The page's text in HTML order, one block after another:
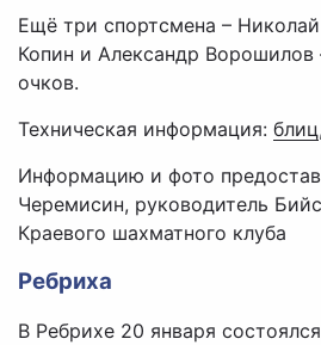
Ещё три спортсмена –
Копин и Александр Ворошилов
очков.
Техническая информация: блиц,
Информацию и фото
Черемисин, руководитель
Краевого шахматного клуба
Ребриха
В Ребрихе 20 января